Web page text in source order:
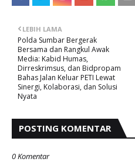
LEBIH LAMA
Polda Sumbar Bergerak
Bersama dan Rangkul Awak
Media: Kabid Humas,
Dirreskrimsus, dan Bidpropam
Bahas Jalan Keluar PETI Lewat
Sinergi, Kolaborasi, dan Solusi
Nyata
POSTING KOMENTAR
0 Komentar